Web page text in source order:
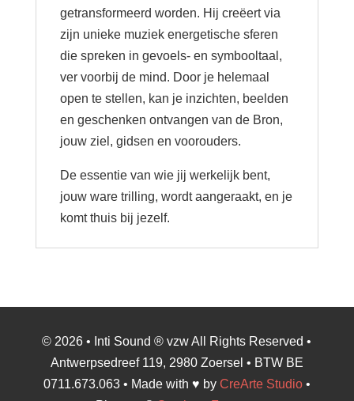
getransformeerd worden. Hij creëert via
zijn unieke muziek energetische sferen
die spreken in gevoels- en symbooltaal,
ver voorbij de mind. Door je helemaal
open te stellen, kan je inzichten, beelden
en geschenken ontvangen van de Bron,
jouw ziel, gidsen en voorouders.
De essentie van wie jij werkelijk bent,
jouw ware trilling, wordt aangeraakt, en je
komt thuis bij jezelf.
© 2026 • Inti Sound ® vzw All Rights Reserved •
Antwerpsedreef 119, 2980 Zoersel • BTW BE
0711.673.063 • Made with ♥ by CreArte Studio•